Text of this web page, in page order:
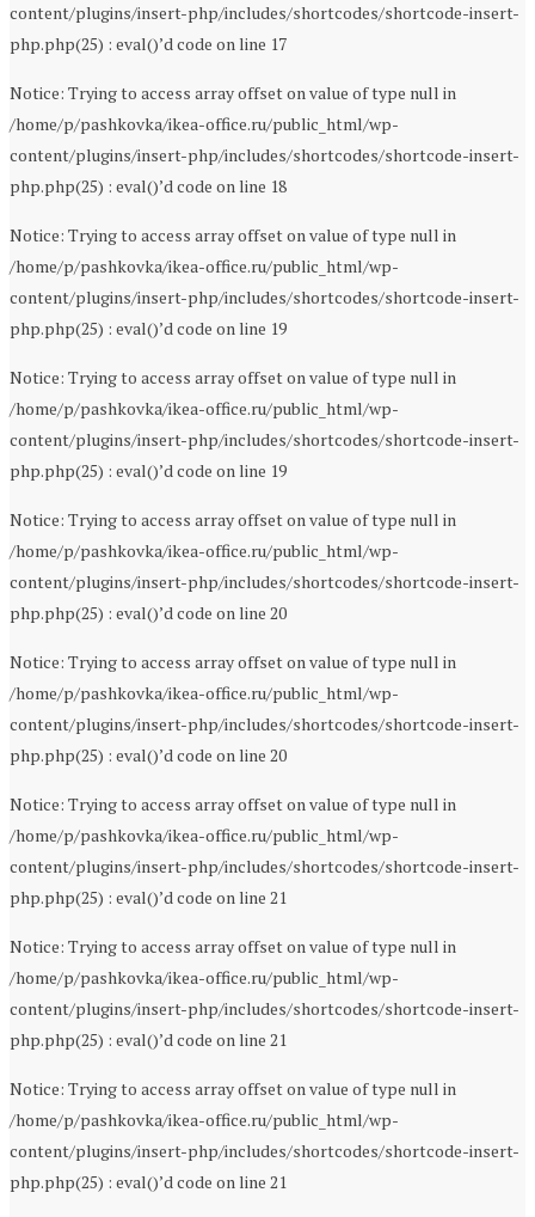
content/plugins/insert-php/includes/shortcodes/shortcode-insert-
php.php(25) : eval()’d code on line 17
Notice: Trying to access array offset on value of type null in
/home/p/pashkovka/ikea-office.ru/public_html/wp-
content/plugins/insert-php/includes/shortcodes/shortcode-insert-
php.php(25) : eval()’d code on line 18
Notice: Trying to access array offset on value of type null in
/home/p/pashkovka/ikea-office.ru/public_html/wp-
content/plugins/insert-php/includes/shortcodes/shortcode-insert-
php.php(25) : eval()’d code on line 19
Notice: Trying to access array offset on value of type null in
/home/p/pashkovka/ikea-office.ru/public_html/wp-
content/plugins/insert-php/includes/shortcodes/shortcode-insert-
php.php(25) : eval()’d code on line 19
Notice: Trying to access array offset on value of type null in
/home/p/pashkovka/ikea-office.ru/public_html/wp-
content/plugins/insert-php/includes/shortcodes/shortcode-insert-
php.php(25) : eval()’d code on line 20
Notice: Trying to access array offset on value of type null in
/home/p/pashkovka/ikea-office.ru/public_html/wp-
content/plugins/insert-php/includes/shortcodes/shortcode-insert-
php.php(25) : eval()’d code on line 20
Notice: Trying to access array offset on value of type null in
/home/p/pashkovka/ikea-office.ru/public_html/wp-
content/plugins/insert-php/includes/shortcodes/shortcode-insert-
php.php(25) : eval()’d code on line 21
Notice: Trying to access array offset on value of type null in
/home/p/pashkovka/ikea-office.ru/public_html/wp-
content/plugins/insert-php/includes/shortcodes/shortcode-insert-
php.php(25) : eval()’d code on line 21
Notice: Trying to access array offset on value of type null in
/home/p/pashkovka/ikea-office.ru/public_html/wp-
content/plugins/insert-php/includes/shortcodes/shortcode-insert-
php.php(25) : eval()’d code on line 21